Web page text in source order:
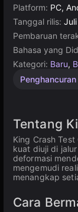
Platform: PC,
Tanggal rilis:
Pembaruan
Bahasa yang
Kategori: Baru,
Penghancuran
Tentang
King Crash
kuat diuji di
deformasi
mengemudi
menangkap
Cara